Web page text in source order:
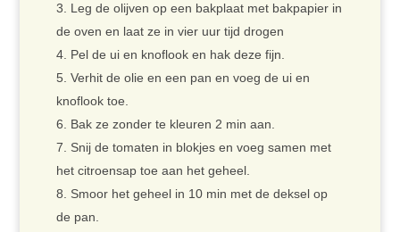
Leg de olijven op een bakplaat met bakpapier in
de oven en laat ze in vier uur tijd drogen
Pel de ui en knoflook en hak deze fijn.
Verhit de olie en een pan en voeg de ui en
knoflook toe.
Bak ze zonder te kleuren 2 min aan.
Snij de tomaten in blokjes en voeg samen met
het citroensap toe aan het geheel.
Smoor het geheel in 10 min met de deksel op
de pan.